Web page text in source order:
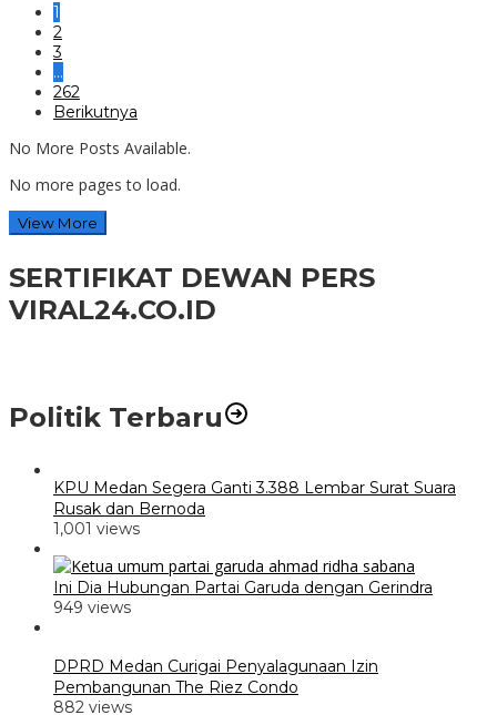
1
2
3
…
262
Berikutnya
No More Posts Available.
No more pages to load.
View More
SERTIFIKAT DEWAN PERS
VIRAL24.CO.ID
Politik Terbaru
KPU Medan Segera Ganti 3.388 Lembar Surat Suara
Rusak dan Bernoda
1,001 views
Ini Dia Hubungan Partai Garuda dengan Gerindra
949 views
DPRD Medan Curigai Penyalagunaan Izin
Pembangunan The Riez Condo
882 views